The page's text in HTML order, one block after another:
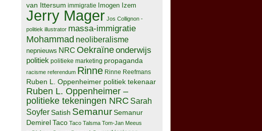
van Ittersum immigratie Imogen Izem
Jerry Mager Jos Collignon -
politiek illustrator massa-immigratie
Mohammad neoliberalisme
nepnieuws NRC Oekraïneonderwijs
politiek politieke marketing propaganda
racisme referendum Rinne Rinne Reefmans
Ruben L. Oppenheimer politiek tekenaar
Ruben L. Oppenheimer –
politieke tekeningen NRC Sarah
Soyfer Satish SemanurSemanur
DemirelTaco Taco Talsma Tom-Jan Meeus